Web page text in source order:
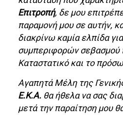
Επιτροπή, δε μου
παραμονή μου σε αυτήν,
διακρίνω καμία ελπίδα
συμπεριφορών σεβασμού
Καταστατικό και το
Αγαπητά Μέλη της
Ε.Κ.Α. θα ήθελα να σας
μετά την παραίτηση μου